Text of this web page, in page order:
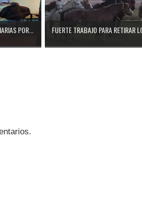
POR... FUERTE TRABAJO PARA RETIRAR